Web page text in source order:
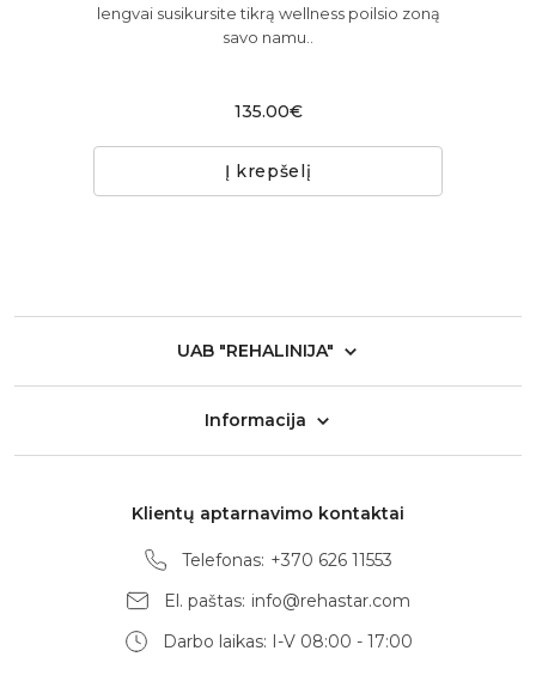
lengvai susikursite tikrą wellness poilsio zoną
savo namu..
135.00€
Į krepšelį
UAB "REHALINIJA"
Informacija
Klientų aptarnavimo kontaktai
Telefonas: +370 626 11553
El. paštas: info@rehastar.com
Darbo laikas: I-V 08:00 - 17:00